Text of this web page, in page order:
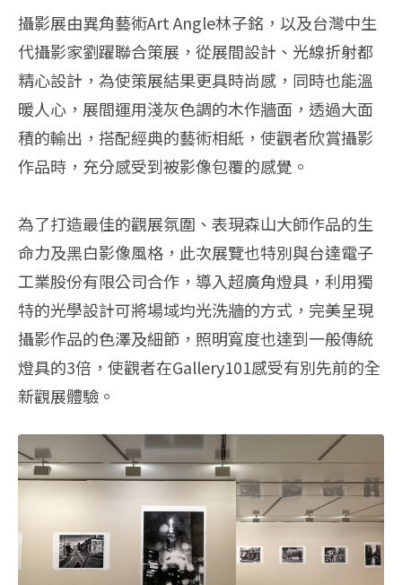
攝影展由異角藝術Art Angle林子銘，以及台灣中生
代攝影家劉躍聯合策展，從展間設計、光線折射都
精心設計，為使策展結果更具時尚感，同時也能溫
暖人心，展間運用淺灰色調的木作牆面，透過大面
積的輸出，搭配經典的藝術相紙，使觀者欣賞攝影
作品時，充分感受到被影像包覆的感覺。
為了打造最佳的觀展氛圍、表現森山大師作品的生
命力及黑白影像風格，此次展覽也特別與台達電子
工業股份有限公司合作，導入超廣角燈具，利用獨
特的光學設計可將場域均光洗牆的方式，完美呈現
攝影作品的色澤及細節，照明寬度也達到一般傳統
燈具的3倍，使觀者在Gallery101感受有別先前的全
新觀展體驗。